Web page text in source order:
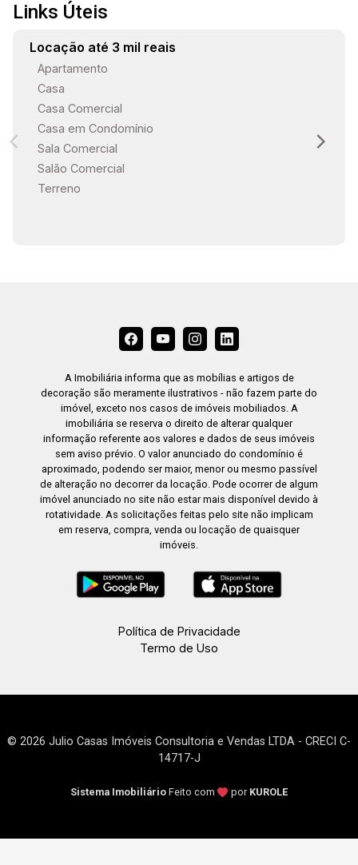
Links Úteis
Locação até 3 mil reais
Apartamento
Casa
Casa Comercial
Casa em Condomínio
Sala Comercial
Salão Comercial
Terreno
A Imobiliária informa que as mobílias e artigos de
decoração são meramente ilustrativos - não fazem parte do
imóvel, exceto nos casos de imóveis mobiliados. A
imobiliária se reserva o direito de alterar qualquer
informação referente aos valores e dados de seus imóveis
sem aviso prévio. O valor anunciado do condomínio é
aproximado, podendo ser maior, menor ou mesmo passível
de alteração no decorrer da locação. Pode ocorrer de algum
imóvel anunciado no site não estar mais disponível devido à
rotatividade. As solicitações feitas pelo site não implicam
em reserva, compra, venda ou locação de quaisquer
imóveis.
Política de Privacidade
Termo de Uso
© 2026 Julio Casas Imóveis Consultoria e Vendas LTDA - CRECI C-
14717-J
Sistema Imobiliário Feito com por KUROLE